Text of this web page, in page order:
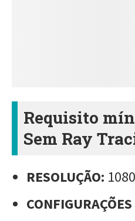
Requisito
Sem Ray
RESOLUÇÃO: